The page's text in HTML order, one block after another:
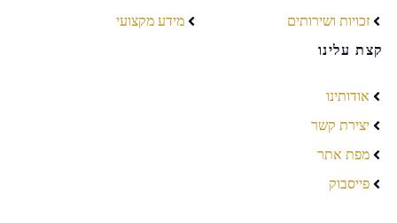
זכויות ושירותים
מידע מקצועי
קצת עלינו
אודותינו
יצירת קשר
מפת אתר
פייסבוק